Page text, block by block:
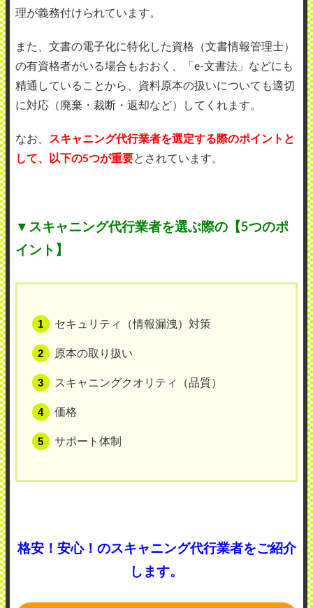
理が義務付けられています。
また、文書の電子化に特化した資格（文書情報管理士）
の有資格者がいる場合もおおく、「e-文書法」などにも
精通していることから、資料原本の扱いについても適切
に対応（廃棄・裁断・返却など）してくれます。
なお、
スキャニング代行業者を選定する際のポイントと
して、以下の5つが重要とされています。
▼スキャニング代行業者を選ぶ際の【5つのポ
イント】
セキュリティ（情報漏洩）対策
原本の取り扱い
スキャニングクオリティ（品質）
価格
サポート体制
格安！安心！のスキャニング代行業者をご紹介
します。